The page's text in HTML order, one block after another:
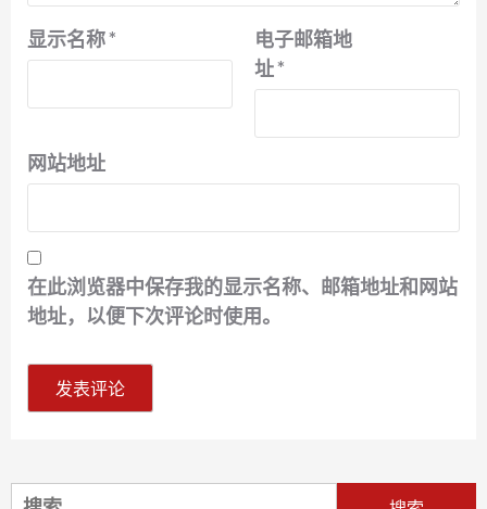
显示名称*
电子邮箱地
址*
网站地址
在此浏览器中保存我的显示名称、邮箱地址和网站
地址，以便下次评论时使用。
搜